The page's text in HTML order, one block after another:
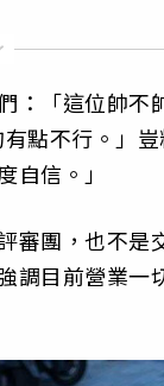
：「這位帥不
點不行。」
自信。」
審團，也不是
調目前營業一